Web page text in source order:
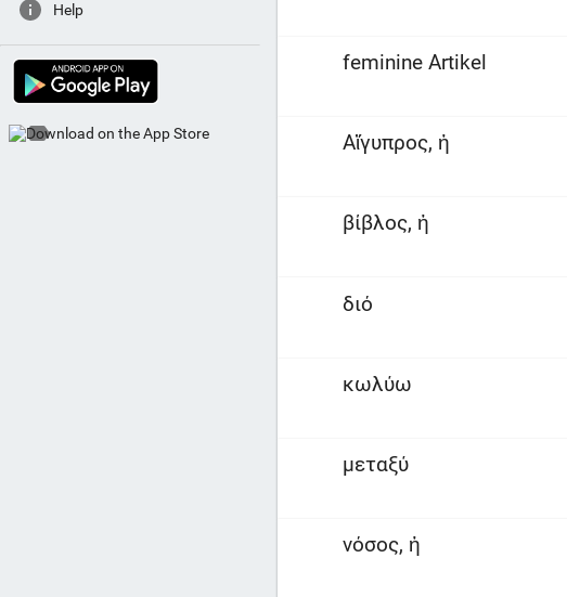
Help
feminine Artikel
Αἴγυπρος, ἡ
βίβλος, ἡ
διό
κωλύω
μεταξύ
νόσος, ἡ